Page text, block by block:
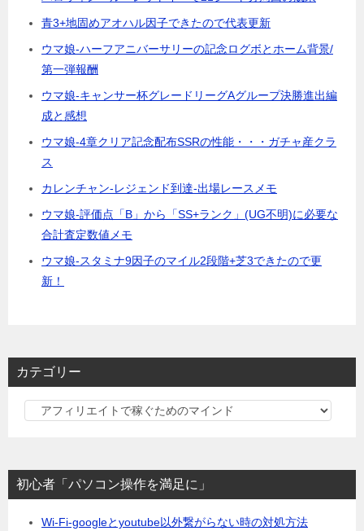
青3+地固めアオハル因子できたので代表更新
ウマ娘-ハーフアニバーサリーの記念ログボとホーム背景/
第一弾報酬
ウマ娘-キャンサー杯グレードリーグAグループ決勝進出編
成と感想
ウマ娘-4章クリア記念配布SSRの性能・・・ガチャ産クラ
ス
カレンチャン-レジェンド到達-出場レースメモ
ウマ娘-評価点「B」から「SS+ランク」(UG不明)に必要な
合計査定数値メモ
ウマ娘-スタミナ9因子のマイル2段階+芝3できたので更
新！
カテゴリー
リ
ー
初心者「パソコン操作を満足に」
Wi-Fi-googleとyoutube以外繋がらない時の対処方法